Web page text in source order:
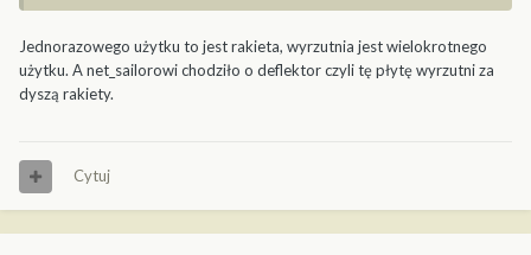
Jednorazowego użytku to jest rakieta, wyrzutnia jest wielokrotnego
użytku. A net_sailorowi chodziło o deflektor czyli tę płytę wyrzutni za
dyszą rakiety.
Cytuj